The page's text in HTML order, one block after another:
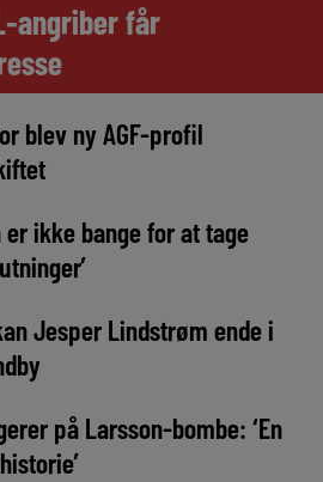
angriber får
blev ny AGF-profil
er ikke bange for at tage
Jesper Lindstrøm ende i
på Larsson-bombe: ‘En